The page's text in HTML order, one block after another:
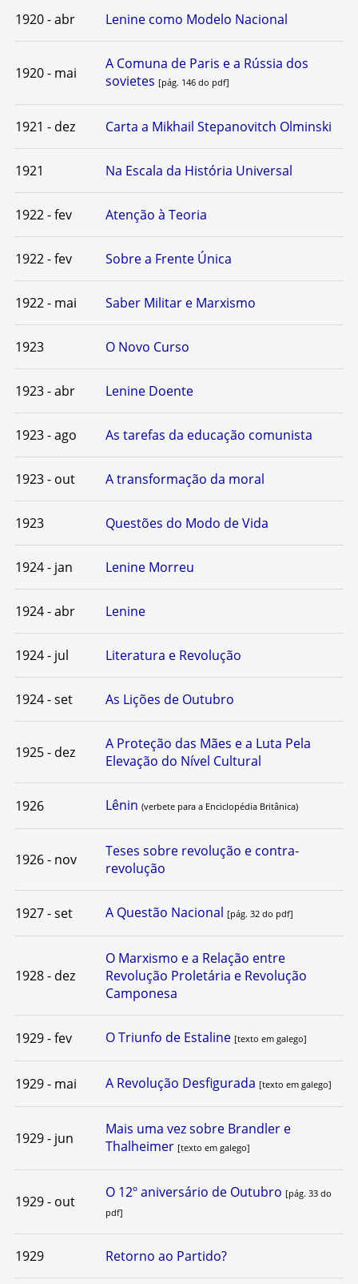
1920 - abr Lenine como Modelo Nacional
1920 - mai
A Comuna de Paris e a Rússia dos
sovietes [pág. 146 do pdf]
1921 - dez Carta a Mikhail Stepanovitch Olminski
1921 Na Escala da História Universal
1922 - fev Atenção à Teoria
1922 - fev Sobre a Frente Única
1922 - mai Saber Militar e Marxismo
1923 O Novo Curso
1923 - abr Lenine Doente
1923 - ago As tarefas da educação comunista
1923 - out A transformação da moral
1923 Questões do Modo de Vida
1924 - jan Lenine Morreu
1924 - abr Lenine
1924 - jul Literatura e Revolução
1924 - set As Lições de Outubro
1925 - dez
A Proteção das Mães e a Luta Pela
Elevação do Nível Cultural
1926 Lênin (verbete para a Enciclopédia Britânica)
1926 - nov
Teses sobre revolução e contra-
revolução
1927 - set A Questão Nacional [pág. 32 do pdf]
1928 - dez
O Marxismo e a Relação entre
Revolução Proletária e Revolução
Camponesa
1929 - fev O Triunfo de Estaline [texto em galego]
1929 - mai A Revolução Desfigurada [texto em galego]
1929 - jun
Mais uma vez sobre Brandler e
Thalheimer [texto em galego]
1929 - out
O 12º aniversário de Outubro [pág. 33 do
pdf]
1929 Retorno ao Partido?